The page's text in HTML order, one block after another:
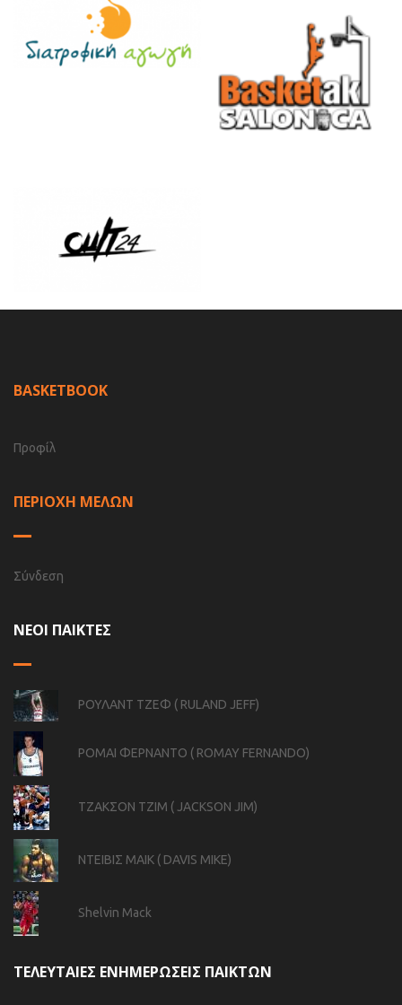
BASKETBOOK
Προφίλ
ΠΕΡΙΟΧΗ ΜΕΛΩΝ
Σύνδεση
ΝΕΟΙ ΠΑΙΚΤΕΣ
ΡΟΥΛΑΝΤ ΤΖΕΦ ( RULAND JEFF)
ΡΟΜΑΙ ΦΕΡΝΑΝΤΟ ( ROMAY FERNANDO)
ΤΖΑΚΣΟΝ ΤΖΙΜ ( JACKSON JIM)
ΝΤΕΙΒΙΣ ΜΑΙΚ ( DAVIS MIKE)
Shelvin Mack
ΤΕΛΕΥΤΑΙΕΣ ΕΝΗΜΕΡΩΣΕΙΣ ΠΑΙΚΤΩΝ